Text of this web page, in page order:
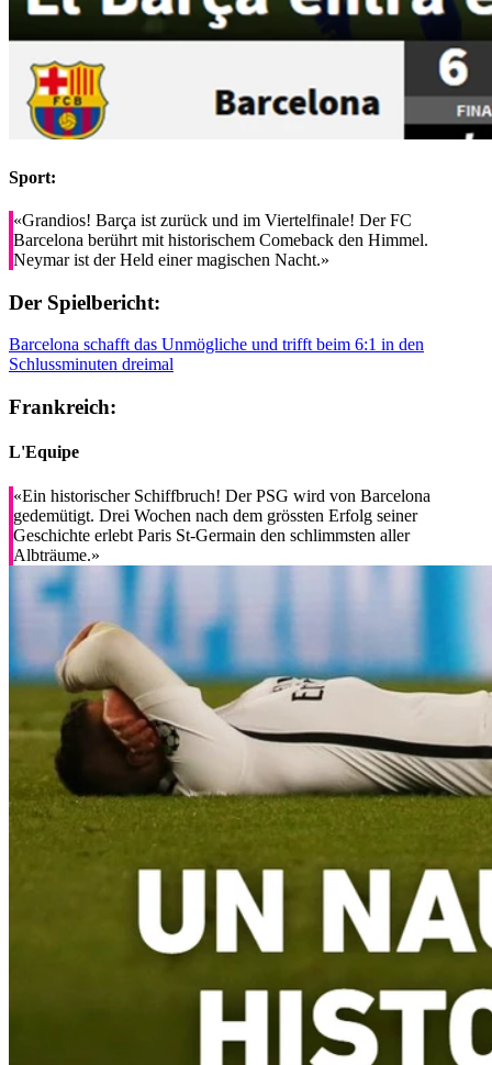
Sport:
«Grandios! Barça ist zurück und im Viertelfinale! Der FC
Barcelona berührt mit historischem Comeback den Himmel.
Neymar ist der Held einer magischen Nacht.»
Der Spielbericht:
Barcelona schafft das Unmögliche und trifft beim 6:1 in den
Schlussminuten dreimal
Frankreich:
L'Equipe
«Ein historischer Schiffbruch! Der PSG wird von Barcelona
gedemütigt. Drei Wochen nach dem grössten Erfolg seiner
Geschichte erlebt Paris St-Germain den schlimmsten aller
Albträume.»